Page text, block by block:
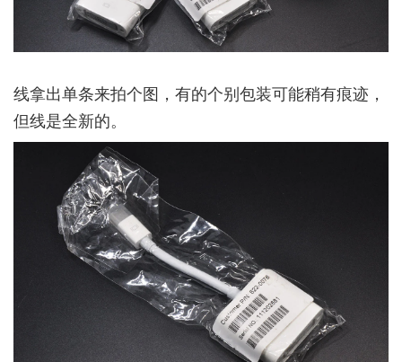
线拿出单条来拍个图，有的个别包装可能稍有痕迹，
但线是全新的。